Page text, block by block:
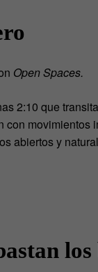
Open Spaces.
2:10 que
con
abiertos y
los